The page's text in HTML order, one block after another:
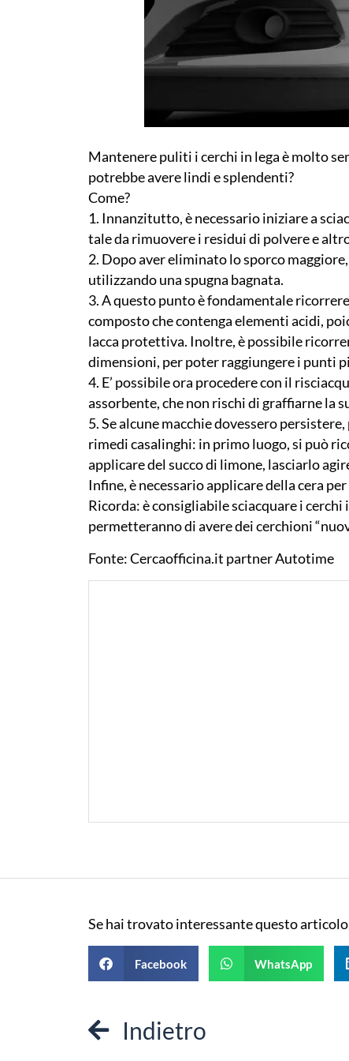
Mantenere puliti i cerchi in lega è molto
potrebbe avere lindi e splendenti?
Come?
1. Innanzitutto, è necessario iniziare a
tale da rimuovere i residui di polvere e
2. Dopo aver eliminato lo sporco
utilizzando una spugna bagnata.
3. A questo punto è fondamentale
composto che contenga elementi acidi,
lacca protettiva. Inoltre, è possibile
dimensioni, per poter raggiungere i punti
4. E’ possibile ora procedere con il
assorbente, che non rischi di graffiarne la
5. Se alcune macchie dovessero
rimedi casalinghi: in primo luogo, si può
applicare del succo di limone, lasciarlo
Infine, è necessario applicare della cera
Ricorda: è consigliabile sciacquare i
permetteranno di avere dei cerchioni
Fonte: Cercaofficina.it partner Autotime
Se hai trovato interessante questo
Facebook WhatsApp
Indietro